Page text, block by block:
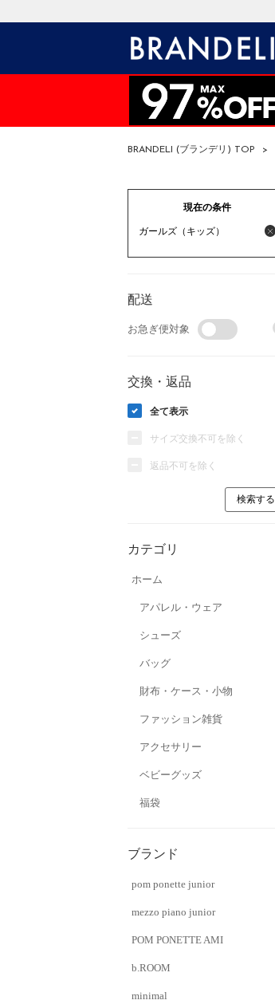
BRANDELI (ブランデリ) TOP >
現在の条件
ガールズ（キッズ）
配送
お急ぎ便対象
交換・返品
全て表示
サイズ交換不可を除く
返品不可を除く
カテゴリ
ホーム
アパレル・ウェア
シューズ
バッグ
財布・ケース・小物
ファッション雑貨
アクセサリー
ベビーグッズ
福袋
ブランド
pom ponette junior
mezzo piano junior
POM PONETTE AMI
b.ROOM
minimal